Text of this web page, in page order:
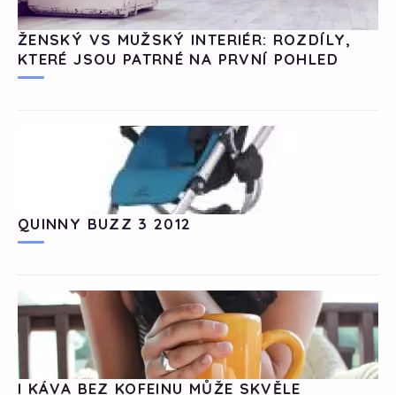
ŽENSKÝ VS MUŽSKÝ INTERIÉR: ROZDÍLY,
KTERÉ JSOU PATRNÉ NA PRVNÍ POHLED
QUINNY BUZZ 3 2012
I KÁVA BEZ KOFEINU MŮŽE SKVĚLE